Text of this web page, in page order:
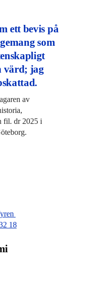
ett bevis på
som
värd; jag
av
fil. dr 2025 i
18